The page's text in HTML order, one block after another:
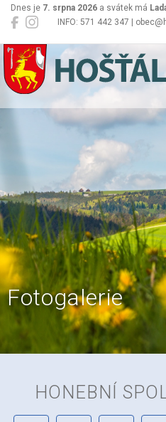
INFO: 571 442 347 |
Dnes je 7. srpna 2026 a svátek má
Hošťálková
Fotogalerie
HONEBNÍ